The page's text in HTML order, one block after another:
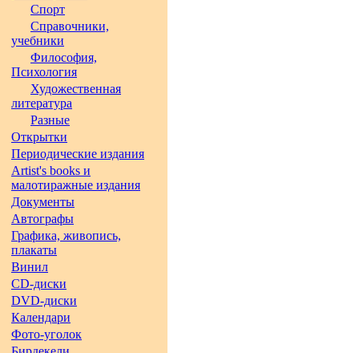
Спорт
Справочники,
учебники
Философия,
Психология
Художественная
литература
Разные
Открытки
Периодические издания
Artist's books и
малотиражные издания
Документы
Автографы
Графика, живопись,
плакаты
Винил
CD-диски
DVD-диски
Календари
Фото-уголок